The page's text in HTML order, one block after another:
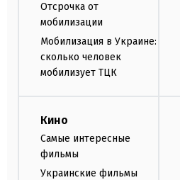
Отсрочка от
мобилизации
Мобилизация в Украине:
сколько человек
мобилизует ТЦК
Кино
Самые интересные
фильмы
Украинские фильмы